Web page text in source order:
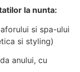
la nunta:
si spa-ului
si styling)
anului, cu